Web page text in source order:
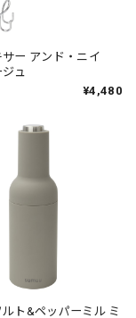
ー アンド・ニイ
ュ
¥4,480
ト&ペッパーミル ミ